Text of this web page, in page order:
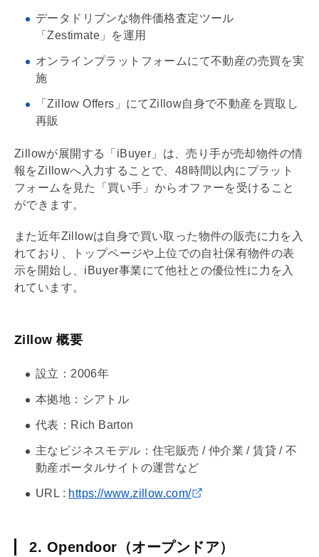
データドリブンな物件価格査定ツール
「Zestimate」を運用
オンラインプラットフォームにて不動産の売買を実
施
「Zillow Offers」にてZillow自身で不動産を買取し
再販
Zillowが展開する「iBuyer」は、売り手が売却物件の情
報をZillowへ入力することで、48時間以内にプラット
フォームを見た「買い手」からオファーを受けること
ができます。
また近年Zillowは自身で買い取った物件の販売に力を入
れており、トップページや上位での自社保有物件の表
示を開始し、iBuyer事業にて他社との優位性に力を入
れています。
Zillow 概要
設立：2006年
本拠地：シアトル
代表：Rich Barton
主なビジネスモデル：住宅販売 / 仲介業 / 賃貸 / 不
動産ポータルサイトの運営など
URL : https://www.zillow.com/
2. Opendoor（オープンドア）